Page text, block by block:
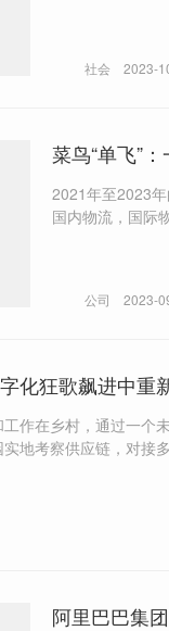
社会 2023-
菜鸟“单飞”
2021年至2023年的三
公司 2023-
化狂歌飙进中重
作在乡村，通过一个
地考察供应链，对接
阿里巴巴集